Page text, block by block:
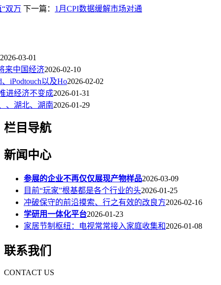
双万 下一篇： 1月CPI数据缓解市场对通
2026-03-01
来中国经济2026-02-10
iPodtouch以及Ho2026-02-02
进经济不变成2026-01-31
、湖北、湖南2026-01-29
栏目导航
新闻中心
参展的企业不再仅仅展现产物样品2026-03-09
目前“玩家”根基都是各个行业的头2026-01-25
冲破保守的前沿摸索、行之有效的改良方2026-02-16
学研用一体化平台2026-01-23
家居节制枢纽：电视常常接入家庭收集和2026-01-08
联系我们
CONTACT US